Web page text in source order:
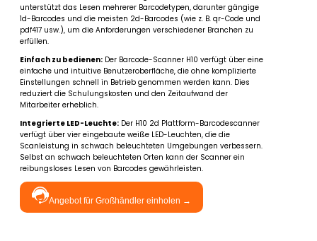
unterstützt das Lesen mehrerer Barcodetypen, darunter gängige
1d-Barcodes und die meisten 2d-Barcodes (wie z. B. qr-Code und
pdf417 usw.), um die Anforderungen verschiedener Branchen zu
erfüllen.
Einfach zu bedienen: Der Barcode-Scanner H10 verfügt über eine
einfache und intuitive Benutzeroberfläche, die ohne komplizierte
Einstellungen schnell in Betrieb genommen werden kann. Dies
reduziert die Schulungskosten und den Zeitaufwand der
Mitarbeiter erheblich.
Integrierte LED-Leuchte: Der H10 2d Plattform-Barcodescanner
verfügt über vier eingebaute weiße LED-Leuchten, die die
Scanleistung in schwach beleuchteten Umgebungen verbessern.
Selbst an schwach beleuchteten Orten kann der Scanner ein
reibungsloses Lesen von Barcodes gewährleisten.
Angebot für Großhändler einholen →